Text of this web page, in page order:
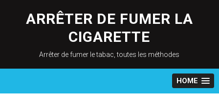
content
ARRÊTER DE FUMER LA
CIGARETTE
Arrêter de fumer le tabac, toutes les méthodes
HOME